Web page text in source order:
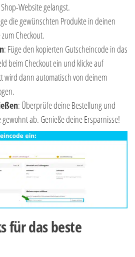
Website gelangst.
die gewünschten Produkte in deinen
Checkout.
: Füge den kopierten Gutscheincode in das
beim Checkout ein und klicke auf
wird dann automatisch von deinem
: Überprüfe deine Bestellung und
ab. Genieße deine Ersparnisse!
für das beste